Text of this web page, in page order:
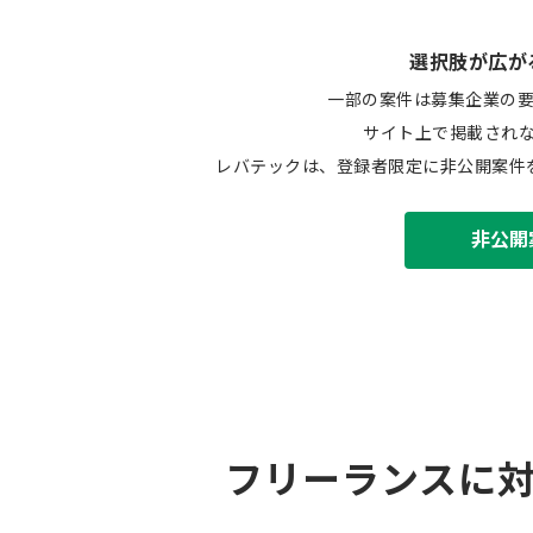
選択肢が広が
一部の案件は募集企業の
サイト上で掲載され
レバテックは、登録者限定に非公開案
非公
フリーランスに